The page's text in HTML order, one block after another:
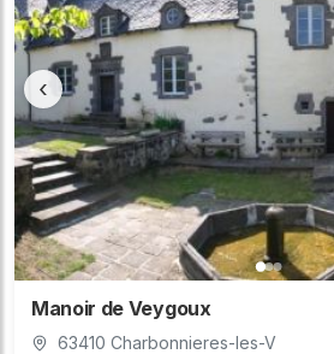
‹
Manoir de Veygoux
63410 Charbonnieres-les-V